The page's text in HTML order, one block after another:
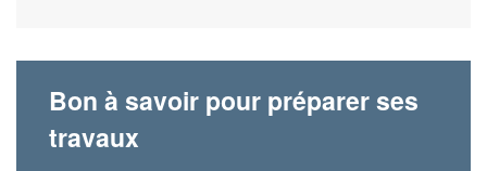
Bon à savoir pour préparer ses
travaux